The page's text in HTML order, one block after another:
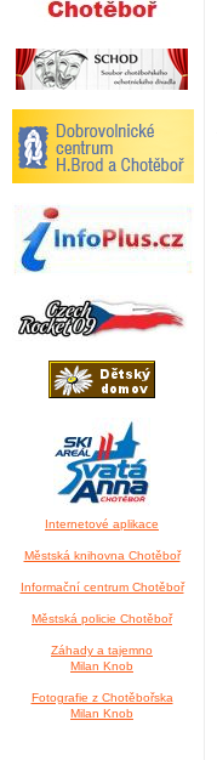
Internetové aplikace
Městská knihovna Chotěboř
Informační centrum Chotěboř
Městská policie Chotěboř
Záhady a tajemno
Milan Knob
Fotografie z Chotěbořska
Milan Knob